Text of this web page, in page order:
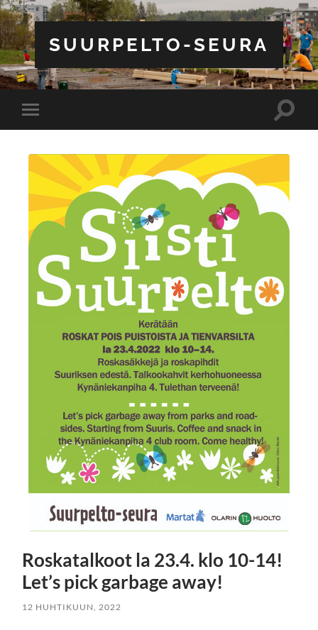
SUURPELTO-SEURA
Toggle
mobile
Toggle
Roskatalkoot la 23.4. klo 10-14!
Let’s pick garbage away!
12 HUHTIKUUN, 2022